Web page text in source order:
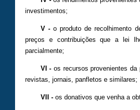
investimentos;
V -o produto de recolhimento
preços e contribuições que a lei
parcialmente;
VI - os recursos provenientes da
revistas, jornais, panfletos e similares;
VII -os donativos que venha a